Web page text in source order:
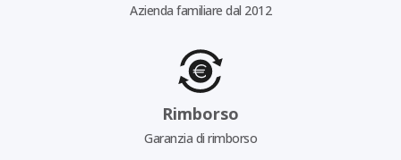
Azienda familiare dal 2012
Rimborso
Garanzia di rimborso